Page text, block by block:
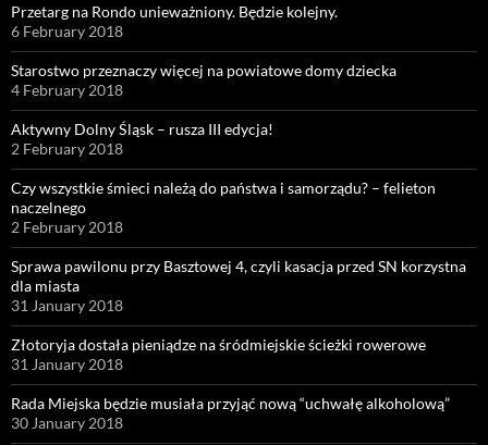
Przetarg na Rondo unieważniony. Będzie kolejny.
6 February 2018
Starostwo przeznaczy więcej na powiatowe domy dziecka
4 February 2018
Aktywny Dolny Śląsk – rusza III edycja!
2 February 2018
Czy wszystkie śmieci należą do państwa i samorządu? – felieton
naczelnego
2 February 2018
Sprawa pawilonu przy Basztowej 4, czyli kasacja przed SN korzystna
dla miasta
31 January 2018
Złotoryja dostała pieniądze na śródmiejskie ścieżki rowerowe
31 January 2018
Rada Miejska będzie musiała przyjąć nową “uchwałę alkoholową”
30 January 2018